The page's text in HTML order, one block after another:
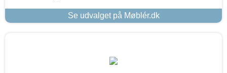
Se udvalget på Møblér.dk